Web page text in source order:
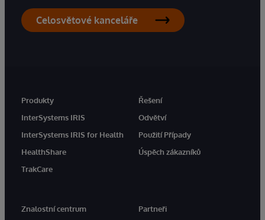
Celosvětové kanceláře
Produkty
InterSystems IRIS
InterSystems IRIS for Health
HealthShare
TrakCare
Řešení
Odvětví
Použití Případy
Úspěch zákazníků
Znalostní centrum
Partneři